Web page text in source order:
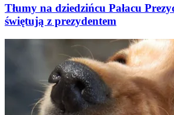
Tłumy na dziedzińcu Pałacu
świętują z prezydentem